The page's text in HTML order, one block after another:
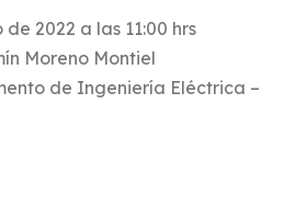
de 2022 a las 11:00 hrs
Moreno Montiel
de Ingeniería Eléctrica –